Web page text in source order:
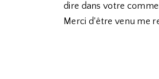
dire dans votre
Merci d'être venu me